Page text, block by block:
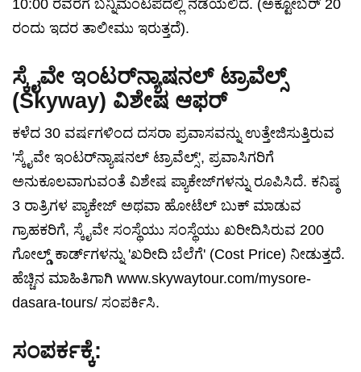
10:00 ರವರೆಗೆ ಬನ್ನಿಮಂಟಪದಲ್ಲಿ ನಡೆಯಲಿದೆ. (ಅಕ್ಟೋಬರ್ 20
ರಂದು ಇದರ ತಾಲೀಮು ಇರುತ್ತದೆ).
ಸ್ಕೈವೇ ಇಂಟರ್‌ನ್ಯಾಷನಲ್ ಟ್ರಾವೆಲ್ಸ್
(Skyway) ವಿಶೇಷ ಆಫರ್
ಕಳೆದ 30 ವರ್ಷಗಳಿಂದ ದಸರಾ ಪ್ರವಾಸವನ್ನು ಉತ್ತೇಜಿಸುತ್ತಿರುವ
'ಸ್ಕೈವೇ ಇಂಟರ್‌ನ್ಯಾಷನಲ್ ಟ್ರಾವೆಲ್ಸ್', ಪ್ರವಾಸಿಗರಿಗೆ
ಅನುಕೂಲವಾಗುವಂತೆ ವಿಶೇಷ ಪ್ಯಾಕೇಜ್‌ಗಳನ್ನು ರೂಪಿಸಿದೆ. ಕನಿಷ್ಠ
3 ರಾತ್ರಿಗಳ ಪ್ಯಾಕೇಜ್ ಅಥವಾ ಹೋಟೆಲ್ ಬುಕ್ ಮಾಡುವ
ಗ್ರಾಹಕರಿಗೆ, ಸ್ಕೈವೇ ಸಂಸ್ಥೆಯು ಸಂಸ್ಥೆಯು ಖರೀದಿಸಿರುವ 200
ಗೋಲ್ಡ್ ಕಾರ್ಡ್‌ಗಳನ್ನು 'ಖರೀದಿ ಬೆಲೆಗೆ' (Cost Price) ನೀಡುತ್ತದೆ.
ಹೆಚ್ಚಿನ ಮಾಹಿತಿಗಾಗಿ www.skywaytour.com/mysore-
dasara-tours/ ಸಂಪರ್ಕಿಸಿ.
ಸಂಪರ್ಕಕ್ಕೆ: